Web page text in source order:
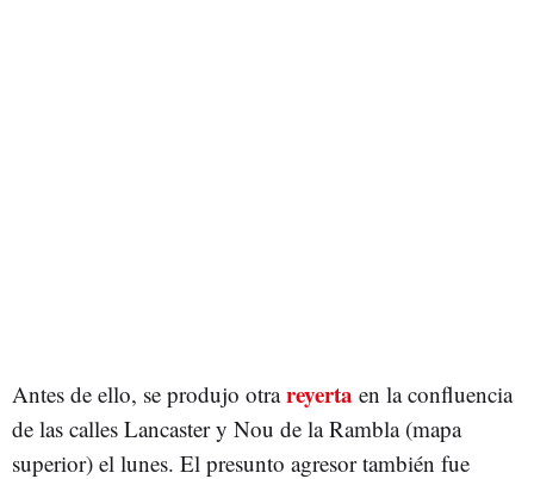
Antes de ello, se produjo otrareyerta en la confluencia
de las calles Lancaster y Nou de la Rambla (mapa
superior) el lunes. El presunto agresor también fue